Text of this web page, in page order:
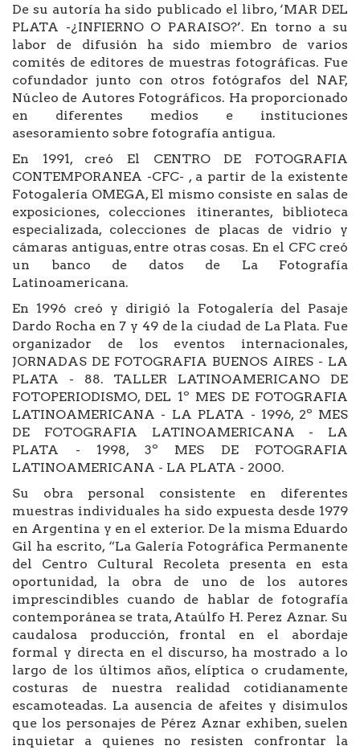
De su autoría ha sido publicado el libro, ‘MAR DEL
PLATA -¿INFIERNO O PARAISO?’. En torno a su
labor de difusión ha sido miembro de varios
comités de editores de muestras fotográficas. Fue
cofundador junto con otros fotógrafos del NAF,
Núcleo de Autores Fotográficos. Ha proporcionado
en diferentes medios e instituciones
asesoramiento sobre fotografía antigua.
En 1991, creó El CENTRO DE FOTOGRAFIA
CONTEMPORANEA -CFC- , a partir de la existente
Fotogalería OMEGA, El mismo consiste en salas de
exposiciones, colecciones itinerantes, biblioteca
especializada, colecciones de placas de vidrio y
cámaras antiguas, entre otras cosas. En el CFC creó
un banco de datos de La Fotografía
Latinoamericana.
En 1996 creó y dirigió la Fotogalería del Pasaje
Dardo Rocha en 7 y 49 de la ciudad de La Plata. Fue
organizador de los eventos internacionales,
JORNADAS DE FOTOGRAFIA BUENOS AIRES - LA
PLATA - 88. TALLER LATINOAMERICANO DE
FOTOPERIODISMO, DEL 1º MES DE FOTOGRAFIA
LATINOAMERICANA - LA PLATA - 1996, 2º MES
DE FOTOGRAFIA LATINOAMERICANA - LA
PLATA - 1998, 3º MES DE FOTOGRAFIA
LATINOAMERICANA - LA PLATA - 2000.
Su obra personal consistente en diferentes
muestras individuales ha sido expuesta desde 1979
en Argentina y en el exterior. De la misma Eduardo
Gil ha escrito, “La Galería Fotográfica Permanente
del Centro Cultural Recoleta presenta en esta
oportunidad, la obra de uno de los autores
imprescindibles cuando de hablar de fotografía
contemporánea se trata, Ataúlfo H. Perez Aznar. Su
caudalosa producción, frontal en el abordaje
formal y directa en el discurso, ha mostrado a lo
largo de los últimos años, elíptica o crudamente,
costuras de nuestra realidad cotidianamente
escamoteadas. La ausencia de afeites y disimulos
que los personajes de Pérez Aznar exhiben, suelen
inquietar a quienes no resisten confrontar la